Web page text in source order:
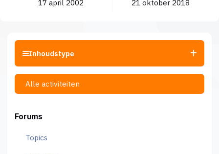
17 april 2002
21 oktober 2018
Inhoudstype
Alle activiteiten
Forums
Topics